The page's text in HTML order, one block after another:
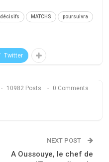
décisifs MATCHS poursuivra
Twitter
10982 Posts 0 Comments
NEXT POST
A Oussouye, le chef de